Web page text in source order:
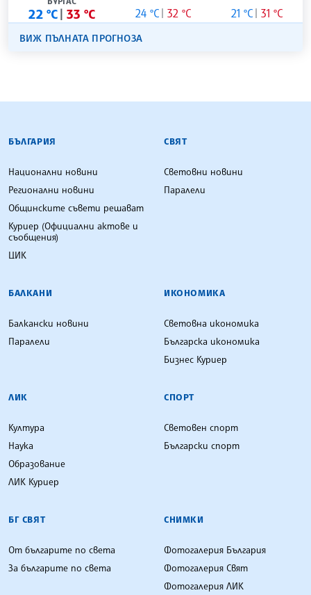
22 °C 33 °C 24 °C 32 °C 21 °C 31 °C
ВИЖ ПЪЛНАТА ПРОГНОЗА
БЪЛГАРСКА ТЕЛЕГРАФНА АГЕНЦИЯ
БЪЛГАРИЯ
Национални новини
Регионални новини
Общинските съвети решават
Куриер (Официални актове и
съобщения)
ЦИК
СВЯТ
Световни новини
Паралели
БАЛКАНИ
Балкански новини
Паралели
ИКОНОМИКА
Световна икономика
Българска икономика
Бизнес Куриер
ЛИК
Култура
Наука
Образование
ЛИК Куриер
СПОРТ
Световен спорт
Български спорт
БГ СВЯТ
От българите по света
За българите по света
СНИМКИ
Фотогалерия България
Фотогалерия Свят
Фотогалерия ЛИК